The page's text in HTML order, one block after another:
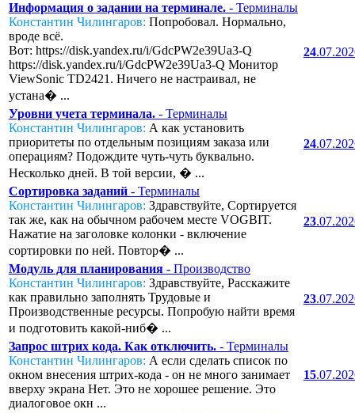
Информация о задании на терминале. - Терминалы
Константин Чилингаров: Попробовал. Нормально,
вроде всё.
Вот: https://disk.yandex.ru/i/GdcPW2e39Ua3-Q
https://disk.yandex.ru/i/GdcPW2e39Ua3-Q Монитор
ViewSonic TD2421. Ничего не настраивал, не
устана� ...
24
Уровни учета терминала. - Терминалы
Константин Чилингаров: А как установить
приоритеты по отдельным позициям заказа или
операциям? Подождите чуть-чуть буквально.
Несколько дней. В той версии, � ...
24
Сортировка заданий - Терминалы
Константин Чилингаров: Здравствуйте, Сортируется
так же, как на обычном рабочем месте VOGBIT.
Нажатие на заголовке колонки - включение
сортировки по ней. Повтор� ...
23
Модуль для планирования - Производство
Константин Чилингаров: Здравствуйте, Расскажите
как правильно заполнять Трудовые и
Производственные ресурсы. Попробую найти время
и подготовить какой-ниб� ...
23
Запрос штрих кода. Как отключить. - Терминалы
Константин Чилингаров: А если сделать список по
окном внесения штрих-кода - он не много занимает
вверху экрана Нет. Это не хорошее решение. Это
диалоговое окн ...
15